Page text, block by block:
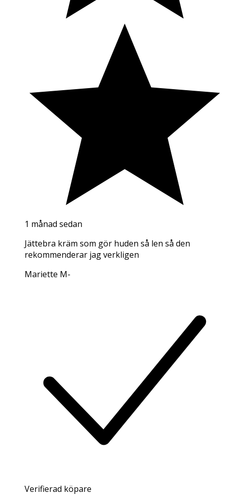
1 månad sedan
Jättebra kräm som gör huden så len så den
rekommenderar jag verkligen
Mariette M-
Verifierad köpare